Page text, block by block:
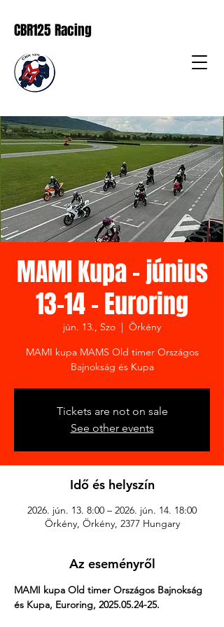
CBR125 Racing
MAMI Kupa - június
13-14 - Euroring
jún. 13., Szo
  |
Örkény
MAMI kupa MAMS Old timer Országos
Bajnokság és Kupa
Tickets are not on sale
See other events
Idő és helyszín
2026. jún. 13. 8:00 – 2026. jún. 14. 18:00
Örkény, Örkény, 2377 Hungary
Az eseményről
MAMI kupa Old timer Országos Bajnokság
és Kupa, Euroring, 2025.05.24-25.